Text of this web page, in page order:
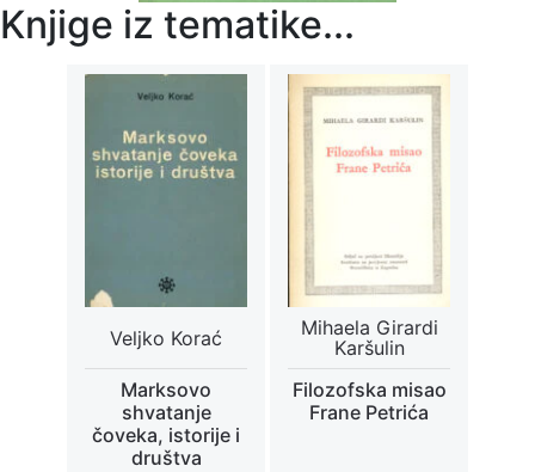
Knjige iz tematike...
Veljko Korać
Marksovo
shvatanje
čoveka, istorije i
društva
Mihaela Girardi
Karšulin
Filozofska misao
Frane Petrića